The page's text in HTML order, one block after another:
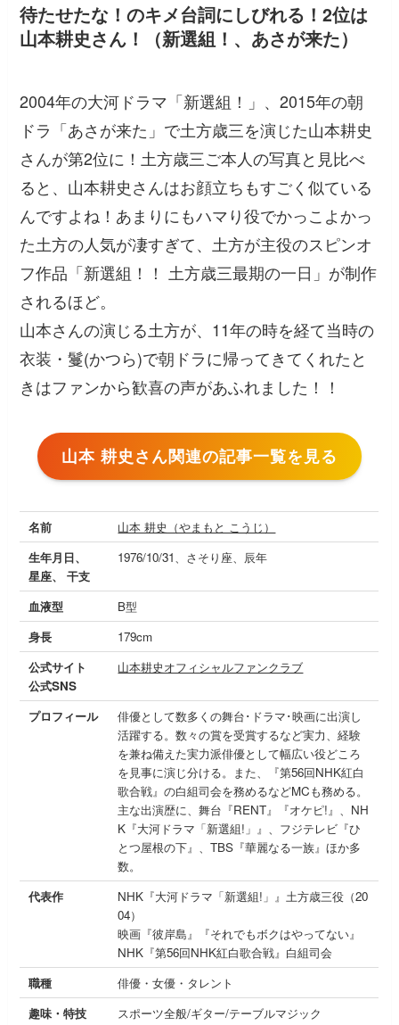
待たせたな！のキメ台詞にしびれる！2位は
山本耕史さん！（新選組！、あさが来た）
2004年の大河ドラマ「新選組！」、2015年の朝
ドラ「あさが来た」で土方歳三を演じた山本耕史
さんが第2位に！土方歳三ご本人の写真と見比べ
ると、山本耕史さんはお顔立ちもすごく似ている
んですよね！あまりにもハマり役でかっこよかっ
た土方の人気が凄すぎて、土方が主役のスピンオ
フ作品「新選組！！ 土方歳三最期の一日」が制作
されるほど。
山本さんの演じる土方が、11年の時を経て当時の
衣装・鬘(かつら)で朝ドラに帰ってきてくれたと
きはファンから歓喜の声があふれました！！
山本 耕史さん関連の記事一覧を見る
名前
山本 耕史（やまもと こうじ）
生年月日、
星座、 干支
1976/10/31、さそり座、辰年
血液型
B型
身長
179cm
公式サイト
公式SNS
山本耕史オフィシャルファンクラブ
プロフィール
俳優として数多くの舞台･ドラマ･映画に出演し
活躍する。数々の賞を受賞するなど実力、経験
を兼ね備えた実力派俳優として幅広い役どころ
を見事に演じ分ける。また、『第56回NHK紅白
歌合戦』の白組司会を務めるなどMCも務める。
主な出演歴に、舞台『RENT』『オケピ!』、NH
K『大河ドラマ「新選組!」』、フジテレビ『ひ
とつ屋根の下』、TBS『華麗なる一族』ほか多
数。
代表作
NHK『大河ドラマ「新選組!」』土方歳三役（20
04）
映画『彼岸島』『それでもボクはやってない』
NHK『第56回NHK紅白歌合戦』白組司会
職種
俳優・女優・タレント
趣味・特技
スポーツ全般/ギター/テーブルマジック